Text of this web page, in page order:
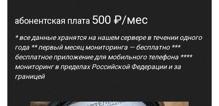
абонентская плата 500 ₽/мес
* все данные хранятся на нашем сервере в течении одного
года ** первый месяц мониторинга — бесплатно ***
бесплатное приложение для мобильного телефона ****
мониторинг в пределах Российской Федерации и за
границей